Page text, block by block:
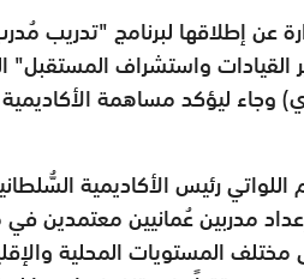
عن إطلاقها لبرنامج "تدريب
القيادات واستشراف المستقبل"
وجاء ليؤكد مساهمة
رئيس الأكاديمية
مدربين عُمانيين معتمدين في
مختلف المستويات المحلية